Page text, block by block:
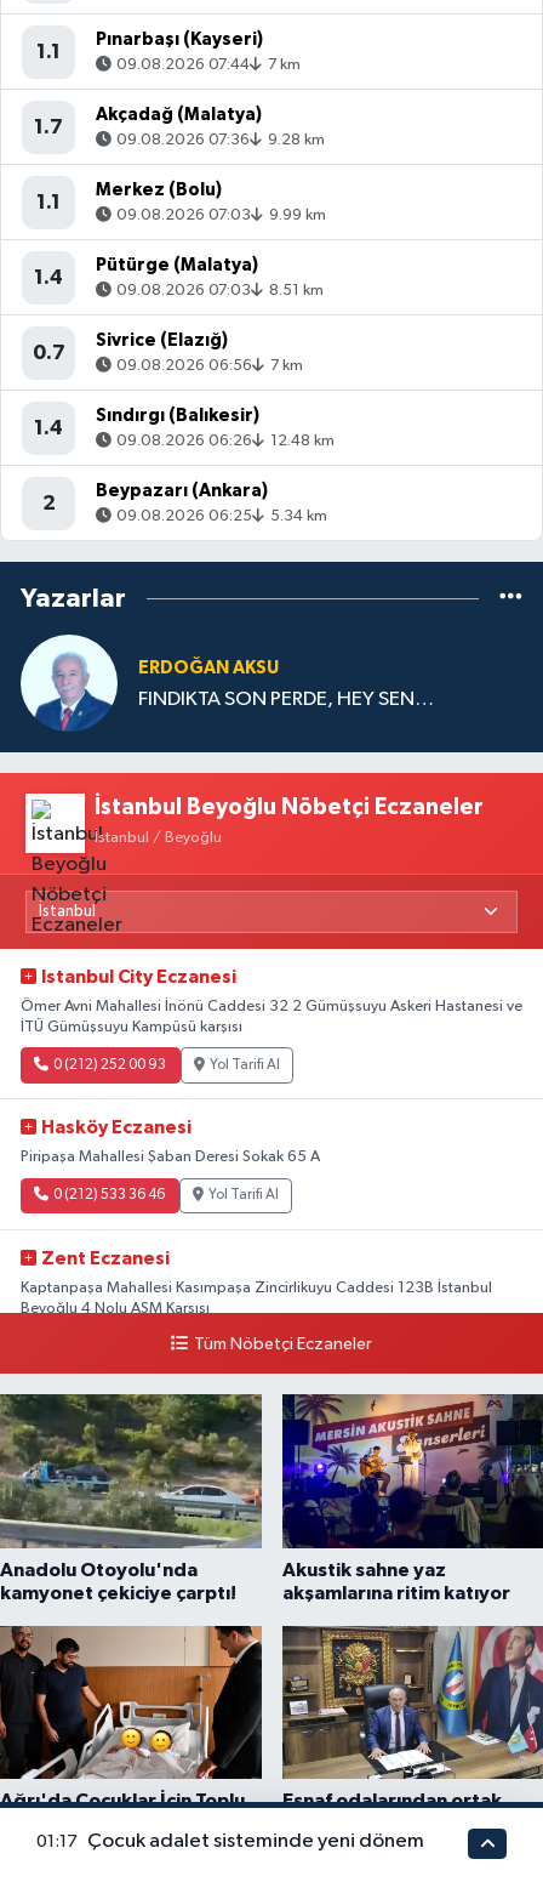
1.1
Pınarbaşı (Kayseri)
09.08.2026 07:44 7 km
1.7
Akçadağ (Malatya)
09.08.2026 07:36 9.28 km
1.1
Merkez (Bolu)
09.08.2026 07:03 9.99 km
1.4
Pütürge (Malatya)
09.08.2026 07:03 8.51 km
0.7
Sivrice (Elazığ)
09.08.2026 06:56 7 km
1.4
Sındırgı (Balıkesir)
09.08.2026 06:26 12.48 km
2
Beypazarı (Ankara)
09.08.2026 06:25 5.34 km
Yazarlar
ERDOĞAN AKSU
FINDIKTA SON PERDE, HEY SEN…
İstanbul Beyoğlu Nöbetçi Eczaneler
İstanbul / Beyoğlu
Istanbul City Eczanesi
Ömer Avni Mahallesi İnönü Caddesi 32 2 Gümüşsuyu Askeri Hastanesi ve
İTÜ Gümüşsuyu Kampüsü karşısı
0 (212) 252 00 93 Yol Tarifi Al
Hasköy Eczanesi
Piripaşa Mahallesi Şaban Deresi Sokak 65 A
0 (212) 533 36 46 Yol Tarifi Al
Zent Eczanesi
Kaptanpaşa Mahallesi Kasımpaşa Zincirlikuyu Caddesi 123B İstanbul
Beyoğlu 4 Nolu ASM Karşısı
Yol Tarifi Al
Tüm Nöbetçi Eczaneler
Anadolu Otoyolu'nda
kamyonet çekiciye çarptı!
Akustik sahne yaz
akşamlarına ritim katıyor
Ağrı'da Çocuklar İçin Toplu
Esnaf odalarından ortak
01:17 Çocuk adalet sisteminde yeni dönem